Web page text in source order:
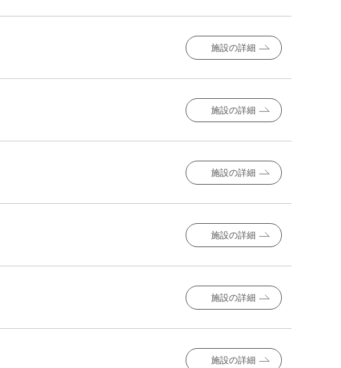
施設の詳細
施設の詳細
施設の詳細
施設の詳細
施設の詳細
施設の詳細